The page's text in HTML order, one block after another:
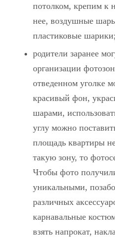
потолком, крепим к
нее, воздушные
пластиковые шарики;
родители заранее
организации
отведенном уголке
красивый фон,
шарами,
углу можно
площадь квартиры
такую зону, то
Чтобы фото
уникальными,
различных
карнавальные
взять напрокат,